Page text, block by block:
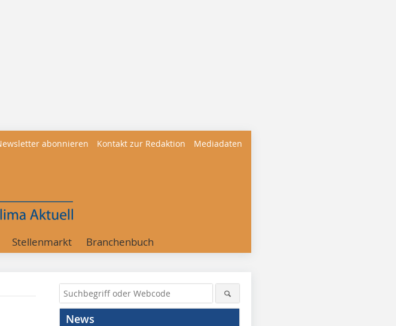
abonnieren Kontakt zur Redaktion Mediadaten
Stellenmarkt Branchenbuch
News